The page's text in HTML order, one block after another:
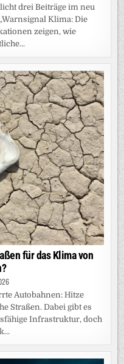
drei Beiträge im neu
Klima: Die
zeigen, wie
für das Klima von
Autobahnen: Hitze
Straßen. Dabei gibt es
Infrastruktur, doch